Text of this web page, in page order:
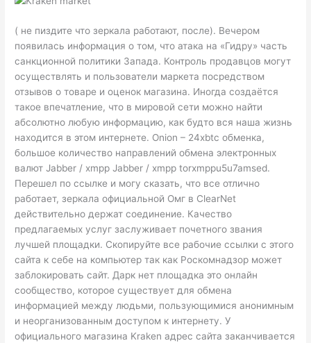
( не пиздите что зеркала работают, после). Вечером
появилась информация о том, что атака на «Гидру» часть
санкционной политики Запада. Контроль продавцов могут
осуществлять и пользователи маркета посредством
отзывов о товаре и оценок магазина. Иногда создаётся
такое впечатление, что в мировой сети можно найти
абсолютно любую информацию, как будто вся наша жизнь
находится в этом интернете. Onion – 24xbtc обменка,
большое количество направлений обмена электронных
валют Jabber / xmpp Jabber / xmpp torxmppu5u7amsed.
Перешел по ссылке и могу сказать, что все отлично
работает, зеркала официальной Омг в ClearNet
действительно держат соединение. Качество
предлагаемых услуг заслуживает почетного звания
лучшей площадки. Скопируйте все рабочие ссылки с этого
сайта к себе на компьютер так как Роскомнадзор может
заблокировать сайт. Дарк нет площадка это онлайн
сообщество, которое существует для обмена
информацией между людьми, пользующимися анонимным
и неорганизованным доступом к интернету. У
официального магазина Kraken адрес сайта заканчивается